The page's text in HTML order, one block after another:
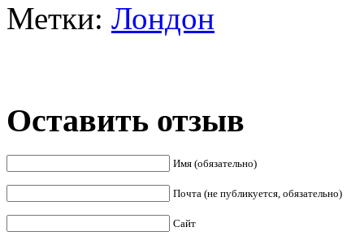
Метки: Лондон
Оставить отзыв
Имя (обязательно)
Почта (не публикуется, обязательно)
Сайт